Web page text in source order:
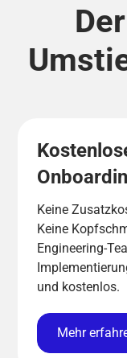
Keine
Keine
Engineering-
und kostenlos.
Mehr